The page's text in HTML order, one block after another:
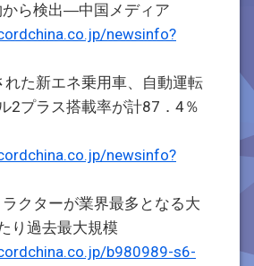
から検出―中国メディア
newsinfo?
た新エネ乗用車、自動運転
2プラス搭載率が計87．4％
newsinfo?
クターが業界最多となる大
り過去最大規模
b980989-s6-